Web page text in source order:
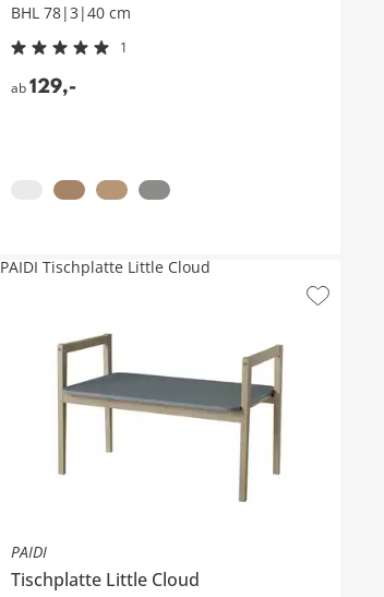
BHL 78|3|40 cm
1
ab 129,-
PAIDI
Tischplatte Little Cloud
PAIDI Tischplatte Little Cloud